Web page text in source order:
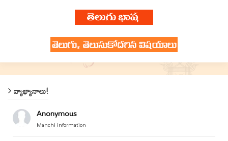
వ్యాఖ్యానాలు!
Anonymous
Manchi information